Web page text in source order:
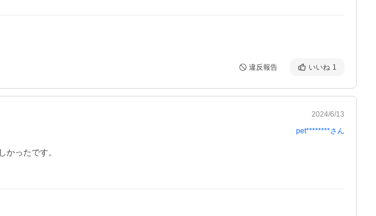
違反報告 いいね 1
2024/6/13
pet********さん
ったです。